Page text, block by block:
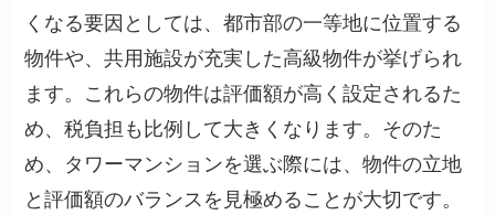
くなる要因としては、都市部の一等地に位置する
物件や、共用施設が充実した高級物件が挙げられ
ます。これらの物件は評価額が高く設定されるた
め、税負担も比例して大きくなります。そのた
め、タワーマンションを選ぶ際には、物件の立地
と評価額のバランスを見極めることが大切です。